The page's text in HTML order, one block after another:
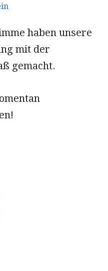
haben unsere
mit der
gemacht.